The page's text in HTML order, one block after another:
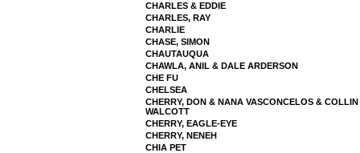
CHARLES & EDDIE
CHARLES, RAY
CHARLIE
CHASE, SIMON
CHAUTAUQUA
CHAWLA, ANIL & DALE ARDERSON
CHE FU
CHELSEA
CHERRY, DON & NANA VASCONCELOS & COLLIN
WALCOTT
CHERRY, EAGLE-EYE
CHERRY, NENEH
CHIA PET